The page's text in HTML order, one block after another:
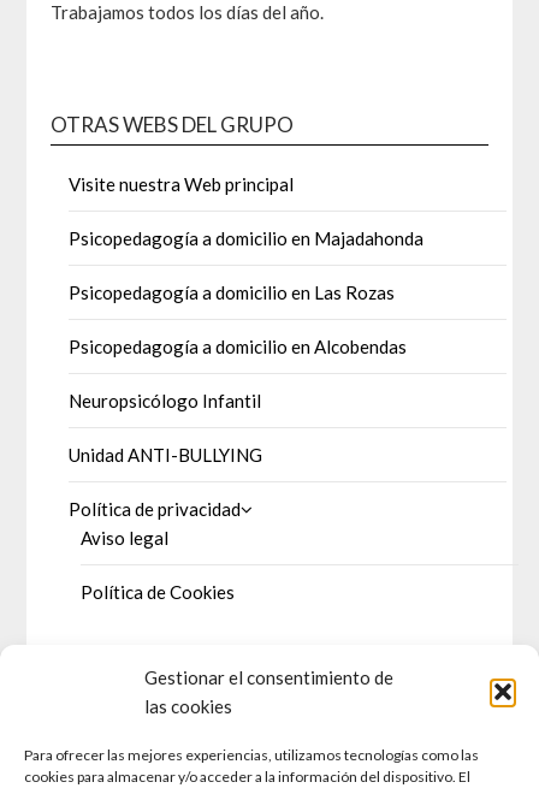
Gestionar el consentimiento de
las cookies
Para ofrecer las mejores experiencias, utilizamos tecnologías como las
cookies para almacenar y/o acceder a la información del dispositivo. El
Trabajamos todos los días del año.
OTRAS WEBS DEL GRUPO
Visite nuestra Web principal
Psicopedagogía a domicilio en Majadahonda
Psicopedagogía a domicilio en Las Rozas
Psicopedagogía a domicilio en Alcobendas
Neuropsicólogo Infantil
Unidad ANTI-BULLYING
Política de privacidad
Aviso legal
Política de Cookies
DOSSIER DE PRENSA
Prensa escrita